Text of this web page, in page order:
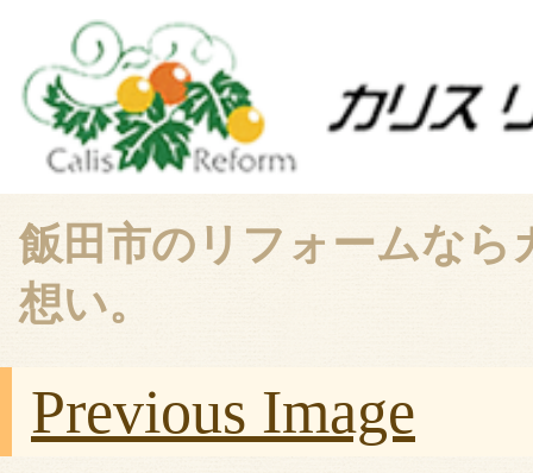
飯田市のリフォームな
想い。
Previous Image